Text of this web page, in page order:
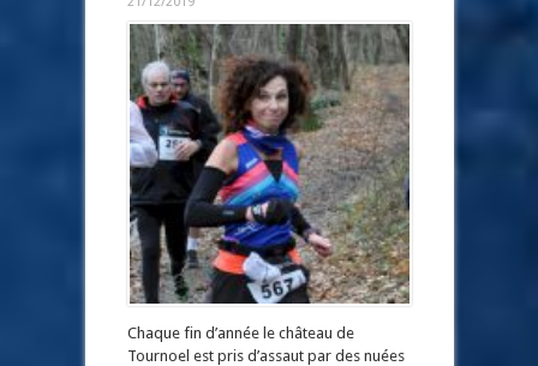
Chaque fin d’année le château de
Tournoel est pris d’assaut par des nuées